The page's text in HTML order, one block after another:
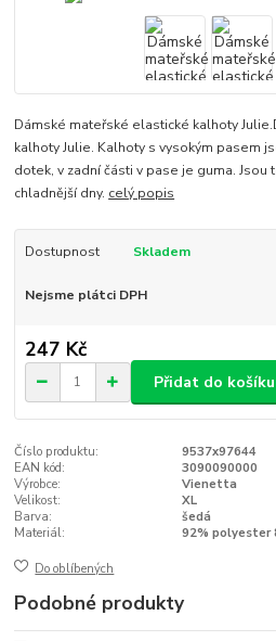
Dámské mateřské elastické kalhoty
kalhoty Julie. Kalhoty s vysokým pasem
dotek, v zadní části v pase je guma.
chladnější dny. celý popis
Dostupnost Skladem
Nejsme plátci DPH
247 Kč
Přidat do košíku
Číslo produktu:
9537x97644
EAN kód:
3090090000
Výrobce:
Vienetta
Velikost:
XL
Barva:
šedá
Materiál:
92% polyester
Do oblíbených
Podobné produkty